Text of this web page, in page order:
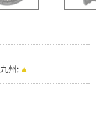
九州: